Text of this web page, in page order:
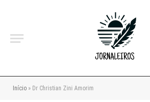
Início » Dr Christian Zini Amorim